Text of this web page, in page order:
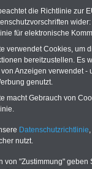
der Besoldung
gibt hierzu eine
des
Quartal.2026) >>>
die Richtlinie zur
für elektronische
verwendet Cookies, um
bereitzustellen. Es
Anzeigen verwendet
genutzt.
macht Gebrauch von
Datenschutzrichtlinie
nutzt.
von "Zustimmung"